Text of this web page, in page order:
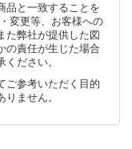
品と一致することを
変更等、お客様への
た弊社が提供した図
の責任が生じた場合
ださい。
ご参考いただく目的
ません。